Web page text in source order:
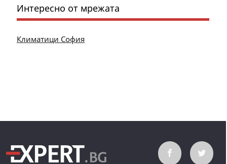
Интересно от мрежата
Климатици София